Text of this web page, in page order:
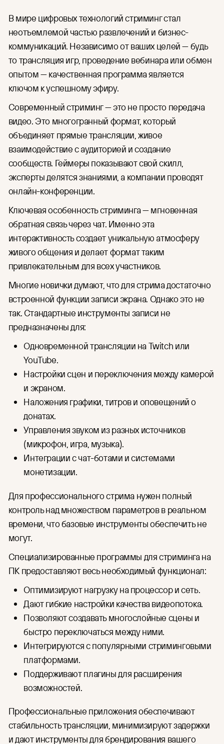
В мире цифровых технологий стриминг стал
неотъемлемой частью развлечений и бизнес-
коммуникаций. Независимо от ваших целей — будь
то трансляция игр, проведение вебинара или обмен
опытом — качественная программа является
ключом к успешному эфиру.
Современный стриминг — это не просто передача
видео. Это многогранный формат, который
объединяет прямые трансляции, живое
взаимодействие с аудиторией и создание
сообществ. Геймеры показывают свой скилл,
эксперты делятся знаниями, а компании проводят
онлайн-конференции.
Ключевая особенность стриминга — мгновенная
обратная связь через чат. Именно эта
интерактивность создает уникальную атмосферу
живого общения и делает формат таким
привлекательным для всех участников.
Многие новички думают, что для стрима достаточно
встроенной функции записи экрана. Однако это не
так. Стандартные инструменты записи не
предназначены для:
Одновременной трансляции на Twitch или
YouTube.
Настройки сцен и переключения между камерой
и экраном.
Наложения графики, титров и оповещений о
донатах.
Управления звуком из разных источников
(микрофон, игра, музыка).
Интеграции с чат-ботами и системами
монетизации.
Для профессионального стрима нужен полный
контроль над множеством параметров в реальном
времени, что базовые инструменты обеспечить не
могут.
Специализированные программы для стриминга на
ПК предоставляют весь необходимый функционал:
Оптимизируют нагрузку на процессор и сеть.
Дают гибкие настройки качества видеопотока.
Позволяют создавать многослойные сцены и
быстро переключаться между ними.
Интегрируются с популярными стриминговыми
платформами.
Поддерживают плагины для расширения
возможностей.
Профессиональные приложения обеспечивают
стабильность трансляции, минимизируют задержки
и дают инструменты для брендирования вашего